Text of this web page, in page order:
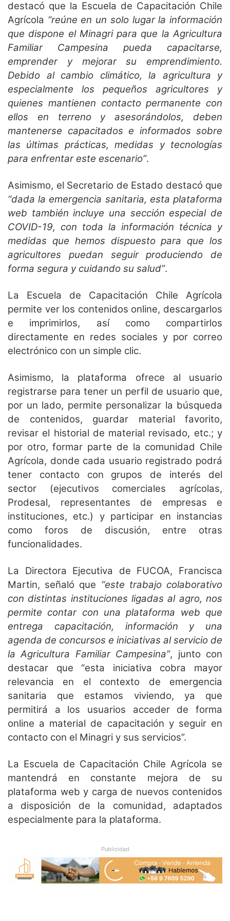
destacó que la Escuela de Capacitación Chile
Agrícola “reúne en un solo lugar la información
que dispone el Minagri para que la Agricultura
Familiar Campesina pueda capacitarse,
emprender y mejorar su emprendimiento.
Debido al cambio climático, la agricultura y
especialmente los pequeños agricultores y
quienes mantienen contacto permanente con
ellos en terreno y asesorándolos, deben
mantenerse capacitados e informados sobre
las últimas prácticas, medidas y tecnologías
para enfrentar este escenario”.
Asimismo, el Secretario de Estado destacó que
“dada la emergencia sanitaria, esta plataforma
web también incluye una sección especial de
COVID-19, con toda la información técnica y
medidas que hemos dispuesto para que los
agricultores puedan seguir produciendo de
forma segura y cuidando su salud”.
La Escuela de Capacitación Chile Agrícola
permite ver los contenidos online, descargarlos
e imprimirlos, así como compartirlos
directamente en redes sociales y por correo
electrónico con un simple clic.
Asimismo, la plataforma ofrece al usuario
registrarse para tener un perfil de usuario que,
por un lado, permite personalizar la búsqueda
de contenidos, guardar material favorito,
revisar el historial de material revisado, etc.; y
por otro, formar parte de la comunidad Chile
Agrícola, donde cada usuario registrado podrá
tener contacto con grupos de interés del
sector (ejecutivos comerciales agrícolas,
Prodesal, representantes de empresas e
instituciones, etc.) y participar en instancias
como foros de discusión, entre otras
funcionalidades.
La Directora Ejecutiva de FUCOA, Francisca
Martin, señaló que “este trabajo colaborativo
con distintas instituciones ligadas al agro, nos
permite contar con una plataforma web que
entrega capacitación, información y una
agenda de concursos e iniciativas al servicio de
la Agricultura Familiar Campesina”, junto con
destacar que “esta iniciativa cobra mayor
relevancia en el contexto de emergencia
sanitaria que estamos viviendo, ya que
permitirá a los usuarios acceder de forma
online a material de capacitación y seguir en
contacto con el Minagri y sus servicios”.
La Escuela de Capacitación Chile Agrícola se
mantendrá en constante mejora de su
plataforma web y carga de nuevos contenidos
a disposición de la comunidad, adaptados
especialmente para la plataforma.
Publicidad